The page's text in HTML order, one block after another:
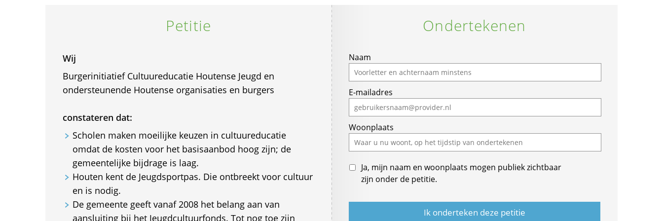
Petitie
Wij
Burgerinitiatief Cultuureducatie Houtense Jeugd en
ondersteunende Houtense organisaties en burgers
constateren dat:
Scholen maken moeilijke keuzen in cultuureducatie
omdat de kosten voor het basisaanbod hoog zijn; de
gemeentelijke bijdrage is laag.
Houten kent de Jeugdsportpas. Die ontbreekt voor cultuur
en is nodig.
De gemeente geeft vanaf 2008 het belang aan van
aansluiting bij het Jeugdcultuurfonds. Tot nog toe zijn
Ondertekenen
Naam
E-mailadres
Woonplaats
Ja, mijn naam en woonplaats mogen publiek zichtbaar
zijn onder de petitie.